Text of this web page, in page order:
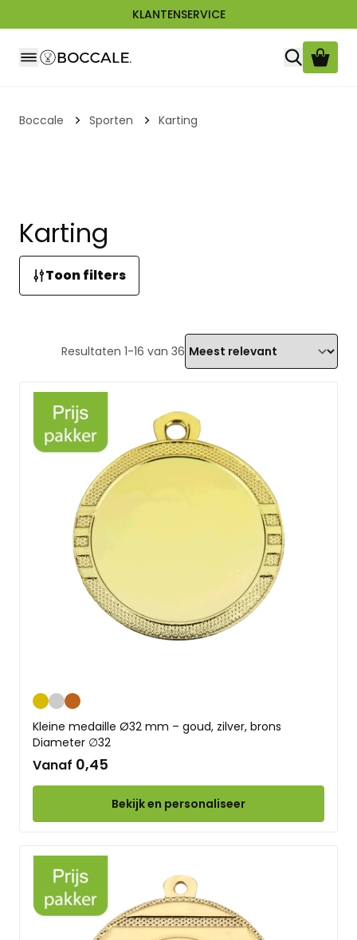
KLANTENSERVICE
Boccale Sporten Karting
Karting
Toon filters
Resultaten 1-16 van 36
GoudZilverBrons
Kleine medaille Ø32 mm – goud, zilver, brons
Diameter ∅32
Vanaf 0,45
Bekijk en personaliseer